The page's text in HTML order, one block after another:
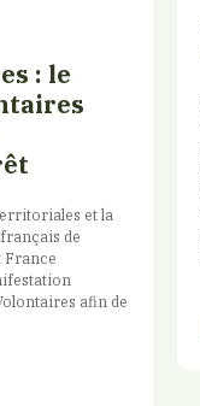
: le
et la
de
France
afin de